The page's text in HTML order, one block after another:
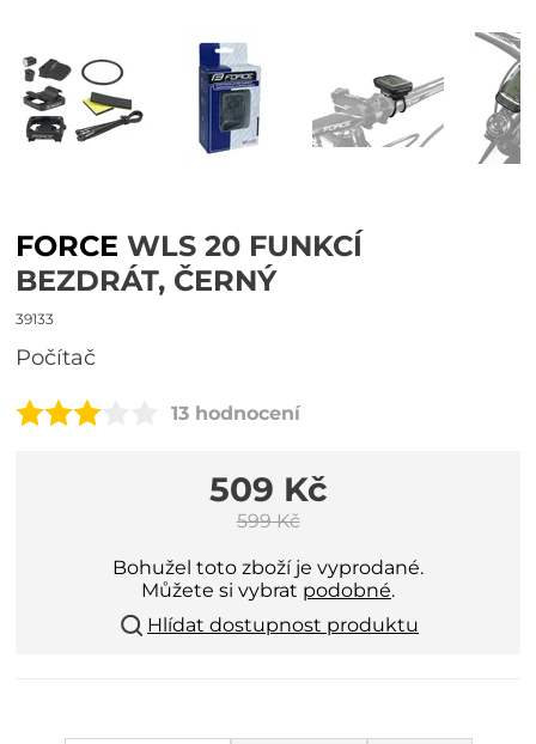
FORCE WLS 20 FUNKCÍ
BEZDRÁT, ČERNÝ
39133
počítač
13 hodnocení
509 Kč
599 Kč
Bohužel toto zboží je vyprodané.
Můžete si vybrat podobné.
Hlídat dostupnost produktu